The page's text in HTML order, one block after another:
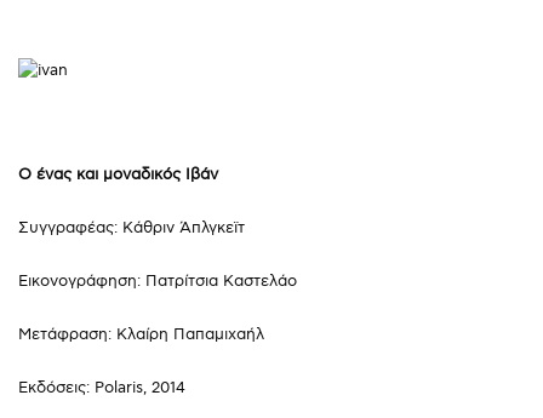
Ο ένας και μοναδικός Ιβάν
Συγγραφέας: Κάθριν Άπλγκεϊτ
Εικονογράφηση: Πατρίτσια Καστελάο
Μετάφραση: Κλαίρη Παπαμιχαήλ
Εκδόσεις: Polaris, 2014